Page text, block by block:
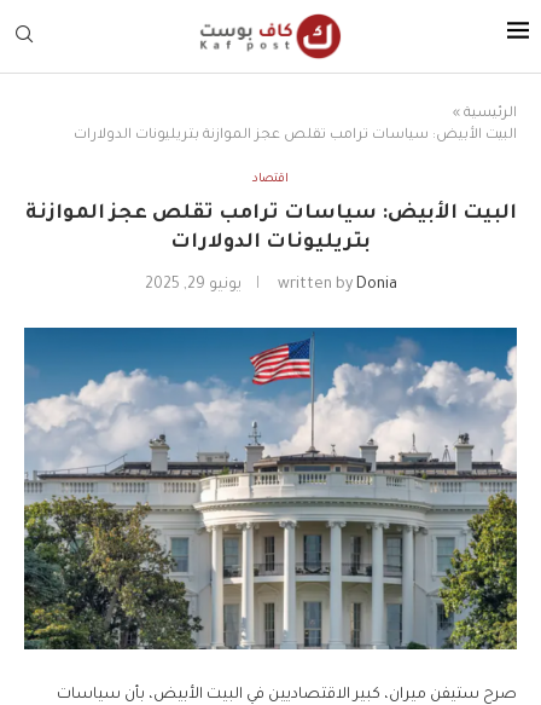
الرئيسية »
البيت الأبيض: سياسات ترامب تقلص عجز الموازنة بتريليونات الدولارات
اقتصاد
البيت الأبيض: سياسات ترامب تقلص عجز الموازنة
بتريليونات الدولارات
written by Donia يونيو 29, 2025
صرح ستيفن ميران، كبير الاقتصاديين في البيت الأبيض، بأن سياسات